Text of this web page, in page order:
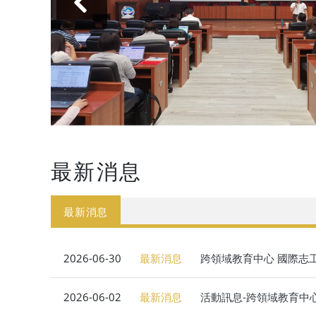
最新消息
最新消息
2026-06-30 最新消息 跨領域教育中心 國際志
2026-06-02 最新消息 活動訊息-跨領域教育中